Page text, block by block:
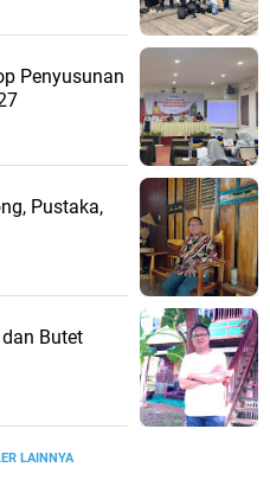
Penyusunan
Pustaka,
Butet
LAINNYA